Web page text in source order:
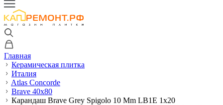
Главная
Керамическая плитка
Италия
Atlas Concorde
Brave 40x80
Карандаш Brave Grey Spigolo 10 Mm LB1E 1x20